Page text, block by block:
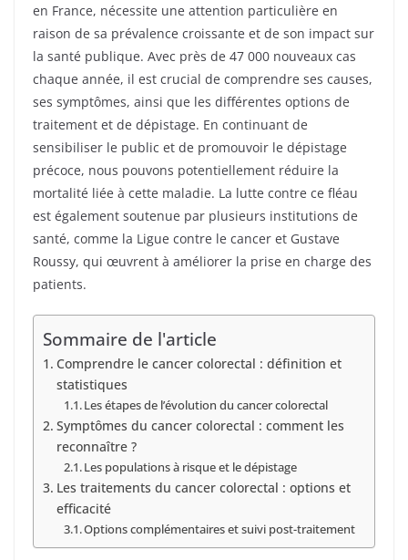
en France, nécessite une attention particulière en
raison de sa prévalence croissante et de son impact sur
la santé publique. Avec près de 47 000 nouveaux cas
chaque année, il est crucial de comprendre ses causes,
ses symptômes, ainsi que les différentes options de
traitement et de dépistage. En continuant de
sensibiliser le public et de promouvoir le dépistage
précoce, nous pouvons potentiellement réduire la
mortalité liée à cette maladie. La lutte contre ce fléau
est également soutenue par plusieurs institutions de
santé, comme la Ligue contre le cancer et Gustave
Roussy, qui œuvrent à améliorer la prise en charge des
patients.
Sommaire de l'article
Comprendre le cancer colorectal : définition et
statistiques
Les étapes de l’évolution du cancer colorectal
Symptômes du cancer colorectal : comment les
reconnaître ?
Les populations à risque et le dépistage
Les traitements du cancer colorectal : options et
efficacité
Options complémentaires et suivi post-traitement